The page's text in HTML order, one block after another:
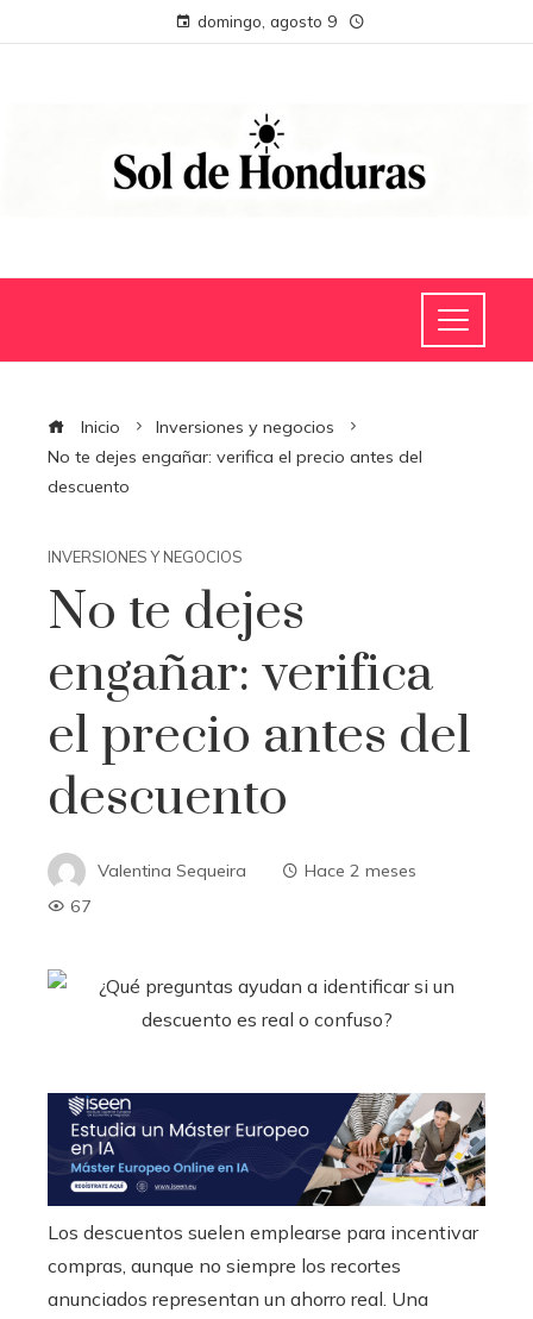
domingo, agosto 9
Inicio
Inversiones y negocios
No te dejes engañar: verifica el precio antes del
descuento
INVERSIONES Y NEGOCIOS
No te dejes
engañar: verifica
el precio antes del
descuento
Valentina Sequeira
Hace 2 meses
67
Los descuentos suelen emplearse para incentivar
compras, aunque no siempre los recortes
anunciados representan un ahorro real. Una